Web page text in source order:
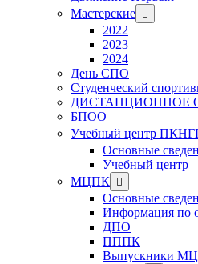
Мастерские Show
sub
2022
2023
2024
День СПО
Студенческий
ДИСТАНЦИОННОЕ
БПОО
Учебный центр
Основные
Учебный центр
МЦПК Show
sub
menu
Основные
Информация по
ДПО
ПППК
Выпускники